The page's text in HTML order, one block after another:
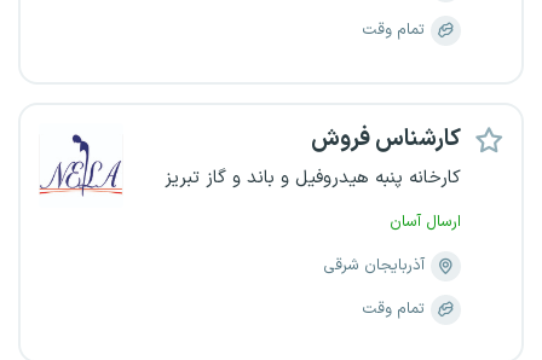
تمام وقت
کارشناس فروش
کارخانه پنبه هیدروفیل و باند و گاز تبریز
ارسال آسان
آذربایجان شرقی
تمام وقت